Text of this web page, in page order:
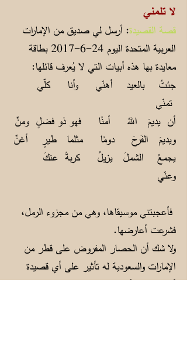
لا تلمني
قصة القصيدة: أرسل لي صديق من الإمارات
العربية المتحدة اليوم 24-6-2017
بطاقة
معايدة بها هذه أبيات التي لا يُعرف قائلها:
جئتُ بالعيد أهنّي وأنا كلّي
تمنّي
أن يديمَ اللهُ أمنًا فهو ذو فضلٍ ومنِّ
ويديمَ الفَرحَ دومًا مثلما طيرٍ أغنِّ
يجمعُ الشملَ يزيلُ كربةً عنكَ
وعنّي
فأعجبتني موسيقاها، وهي من مجزوء الرمل،
فشرعت أعارضها.
ولا شك أن الحصار المفروض على قطر من
الإمارات والسعودية له تأثير على أي قصيدة
أكتبها هذه الأيام: